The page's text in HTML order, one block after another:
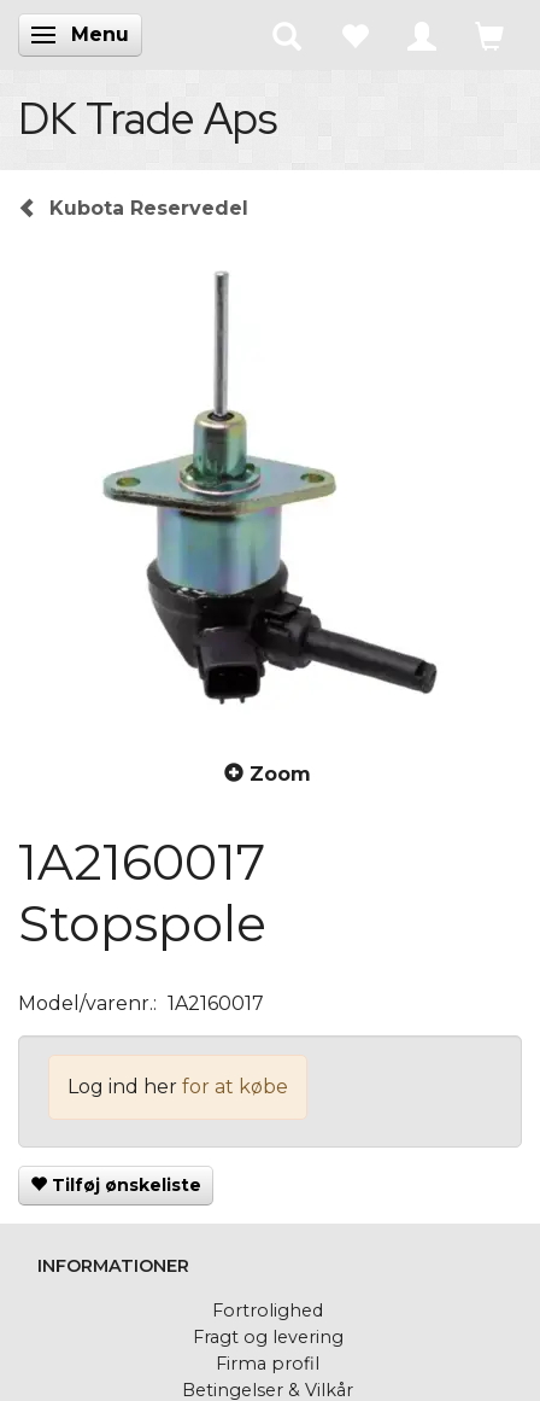
Skifte navigation
Menu
DK Trade Aps
Kubota Reservedel
Zoom
1A2160017
Stopspole
Model/varenr.: 1A2160017
Log ind her for at købe
Tilføj ønskeliste
INFORMATIONER
Fortrolighed
Fragt og levering
Firma profil
Betingelser & Vilkår